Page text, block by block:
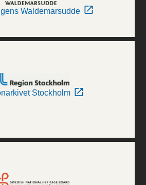
Waldemarsudde
Stockholm